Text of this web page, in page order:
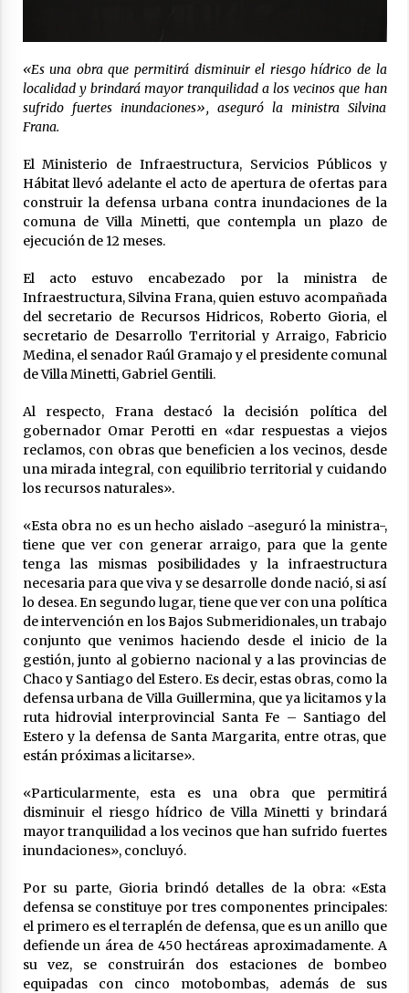
Niño 2026-2027
05/08/2026
Ceres: dictaron prisión preventiva a un
hombre por el abuso sexual de dos niñas de
Arrufó fue sede de una Jornada de
Capacitación del programa provincial «Crecer
Capacita»
04/08/2026
El CER N° 363 de Hersilia recibió un aporte
FANI para equipamiento en el marco de fuertes
inversiones educativas
04/08/2026
Michlig y González entregaron aportes
gubernamentales en Ceres y recorrieron
04/08/2026
La Municipalidad de San Guillermo realizó una
nueva entrega del Fondo de Asistencia
Educativa por $26 millones
«Es una obra que permitirá disminuir el riesgo hídrico de la
localidad y brindará mayor tranquilidad a los vecinos que han
sufrido fuertes inundaciones», aseguró la ministra Silvina
Frana.
El Ministerio de Infraestructura, Servicios Públicos y
Hábitat llevó adelante el acto de apertura de ofertas para
construir la defensa urbana contra inundaciones de la
comuna de Villa Minetti, que contempla un plazo de
ejecución de 12 meses.
El acto estuvo encabezado por la ministra de
Infraestructura, Silvina Frana, quien estuvo acompañada
del secretario de Recursos Hidricos, Roberto Gioria, el
secretario de Desarrollo Territorial y Arraigo, Fabricio
Medina, el senador Raúl Gramajo y el presidente comunal
de Villa Minetti, Gabriel Gentili.
Al respecto, Frana destacó la decisión política del
gobernador Omar Perotti en «dar respuestas a viejos
reclamos, con obras que beneficien a los vecinos, desde
una mirada integral, con equilibrio territorial y cuidando
los recursos naturales».
«Esta obra no es un hecho aislado -aseguró la ministra-,
tiene que ver con generar arraigo, para que la gente
tenga las mismas posibilidades y la infraestructura
necesaria para que viva y se desarrolle donde nació, si así
lo desea. En segundo lugar, tiene que ver con una política
de intervención en los Bajos Submeridionales, un trabajo
conjunto que venimos haciendo desde el inicio de la
gestión, junto al gobierno nacional y a las provincias de
Chaco y Santiago del Estero. Es decir, estas obras, como la
defensa urbana de Villa Guillermina, que ya licitamos y la
ruta hidrovial interprovincial Santa Fe – Santiago del
Estero y la defensa de Santa Margarita, entre otras, que
están próximas a licitarse».
«Particularmente, esta es una obra que permitirá
disminuir el riesgo hídrico de Villa Minetti y brindará
mayor tranquilidad a los vecinos que han sufrido fuertes
inundaciones», concluyó.
Por su parte, Gioria brindó detalles de la obra: «Esta
defensa se constituye por tres componentes principales:
el primero es el terraplén de defensa, que es un anillo que
defiende un área de 450 hectáreas aproximadamente. A
su vez, se construirán dos estaciones de bombeo
equipadas con cinco motobombas, además de sus